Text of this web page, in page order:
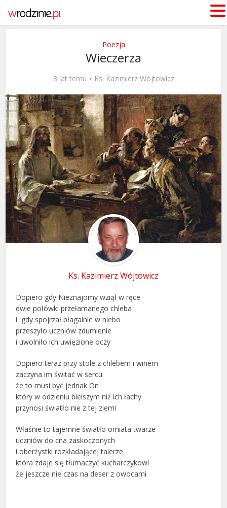
Poezja
Wieczerza
8 lat temu Ks. Kazimierz Wójtowicz
Ks. Kazimierz Wójtowicz
Dopiero gdy Nieznajomy wziął w ręce
dwie połówki przełamanego chleba
i gdy spojrzał błagalnie w niebo
przeszyło uczniów zdumienie
i uwolniło ich uwięzione oczy
Dopiero teraz przy stole z chlebem i winem
zaczyna im świtać w sercu
że to musi być jednak On
który w odzieniu bielszym niż ich łachy
przynosi światło nie z tej ziemi
Właśnie to tajemne światło omiata twarze
uczniów do cna zaskoczonych
i oberżystki rozkładającej talerze
która zdaje się tłumaczyć kucharczykowi
że jeszcze nie czas na deser z owocami